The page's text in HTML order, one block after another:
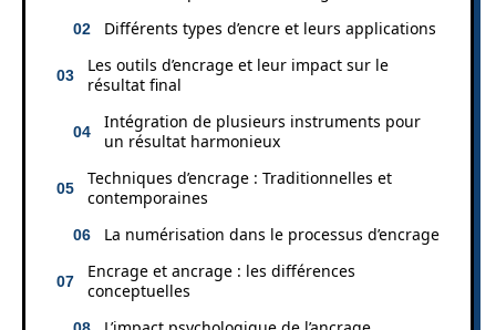
Différents types d’encre et leurs applications
Les outils d’encrage et leur impact sur le
résultat final
Intégration de plusieurs instruments pour
un résultat harmonieux
Techniques d’encrage : Traditionnelles et
contemporaines
La numérisation dans le processus d’encrage
Encrage et ancrage : les différences
conceptuelles